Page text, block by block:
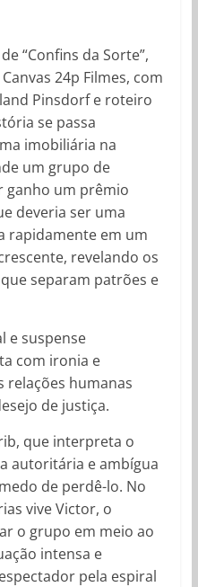
“Confins da Sorte”,
24p Filmes, com
Pinsdorf e roteiro
se passa
imobiliária na
um grupo de
ganho um prêmio
deveria ser uma
rapidamente em um
revelando os
separam patrões e
e suspense
com ironia e
relações humanas
de justiça.
que interpreta o
autoritária e ambígua
de perdê-lo. No
vive Victor, o
o grupo em meio ao
intensa e
pela espiral